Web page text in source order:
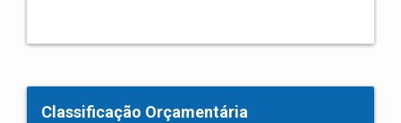
Classificação Orçamentária